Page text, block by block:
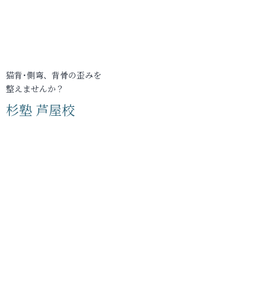
猫背･側弯、背骨の歪みを
整えませんか？
杉塾 芦屋校